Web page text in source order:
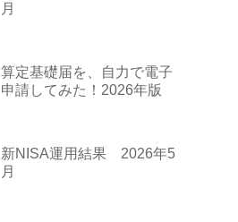
月
算定基礎届を、自力で電子
申請してみた！2026年版
新NISA運用結果 2026年5
月